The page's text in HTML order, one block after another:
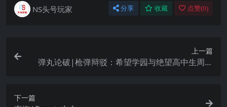
NS头号玩家 分享 收藏 点赞(0)
上一篇
弹丸论破|枪弹辩驳：希望学园与绝望高中生周年
下一篇